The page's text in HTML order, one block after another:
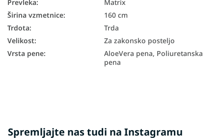
Trdota vzmetnice H4
Trde vzmetnice 160x200
Vzmetnice glede na nosilnost - 120 kg
Prevleka:
Matrix
Širina vzmetnice:
160 cm
Trdota:
Trda
Velikost:
Za zakonsko posteljo
Vrsta pene:
AloeVera pena, Poliuretanska
pena
Spremljajte nas tudi na Instagramu